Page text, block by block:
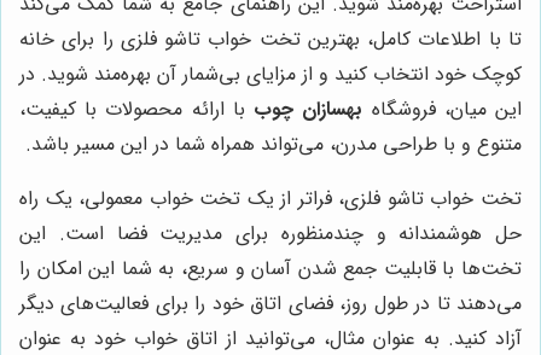
تا با اطلاعات کامل، بهترین تخت خواب تاشو فلزی را برای خانه
کوچک خود انتخاب کنید و از مزایای بی‌شمار آن بهره‌مند شوید. در
این میان، فروشگاه بهسازان چوب با ارائه محصولات با کیفیت،
متنوع و با طراحی مدرن، می‌تواند همراه شما در این مسیر باشد.
تخت خواب تاشو فلزی، فراتر از یک تخت خواب معمولی، یک راه
حل هوشمندانه و چندمنظوره برای مدیریت فضا است. این
تخت‌ها با قابلیت جمع شدن آسان و سریع، به شما این امکان را
می‌دهند تا در طول روز، فضای اتاق خود را برای فعالیت‌های دیگر
آزاد کنید. به عنوان مثال، می‌توانید از اتاق خواب خود به عنوان